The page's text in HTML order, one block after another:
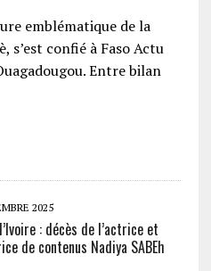
emblématique de la
s’est confié à Faso Actu
Entre bilan
2025
: décès de l’actrice et
de contenus Nadiya SABEh